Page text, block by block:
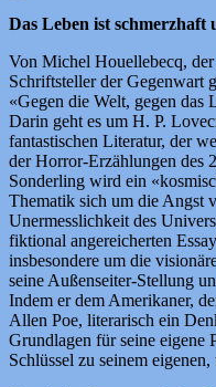
Das Leben ist schmerzhaft
Von Michel Houellebecq,
Schriftsteller der Gegenwart
«Gegen die Welt, gegen das
Darin geht es um H. P.
fantastischen Literatur, der
der Horror-Erzählungen des
Sonderling wird ein
Thematik sich um die Angst
Unermesslichkeit des
fiktional angereicherten
insbesondere um die
seine Außenseiter-Stellung
Indem er dem Amerikaner,
Allen Poe, literarisch ein
Grundlagen für seine eigene
Schlüssel zu seinem